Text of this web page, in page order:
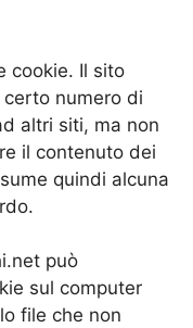
cookie. Il sito
numero di
altri siti, ma non
il contenuto dei
quindi alcuna
può
sul computer
file che non